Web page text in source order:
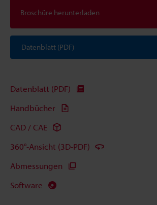
Broschüre herunterladen
Datenblatt (PDF)
Datenblatt (PDF)
Handbücher
CAD / CAE
360°-Ansicht (3D-PDF)
Abmessungen
Software